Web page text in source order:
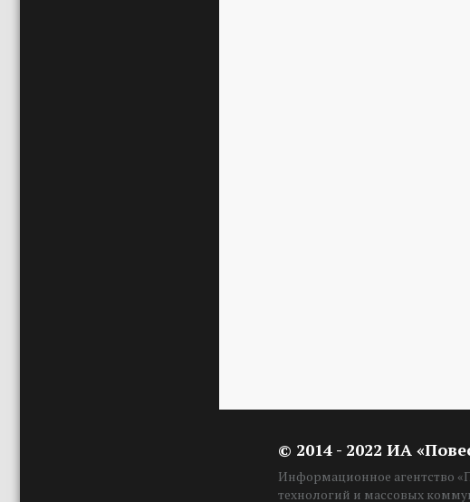
© 2014 - 2022 ИА
Информационное агентство
технологий и массовых